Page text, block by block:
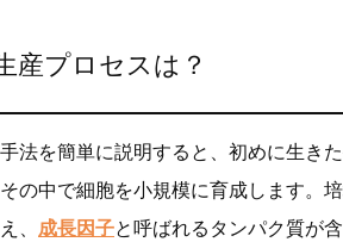
産プロセスは？
法を簡単に説明すると、初めに生き
の中で細胞を小規模に育成します。
、 成長因子と呼ばれるタンパク質が